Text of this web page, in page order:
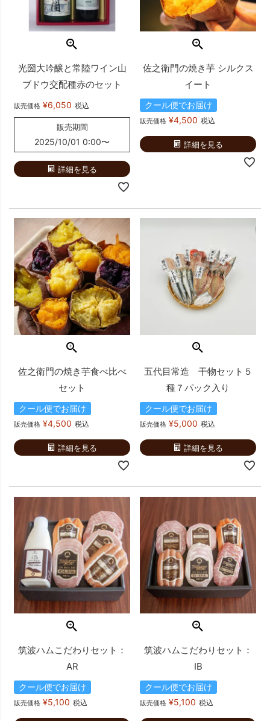
光圀大吟醸と常陸ワイン山
ブドウ交配種赤のセット
販売価格 ¥6,050 税込
販売期間
2025/10/01 0:00〜
詳細を見る
佐之衛門の焼き芋 シルクス
イート
クール便でお届け
販売価格 ¥4,500 税込
詳細を見る
佐之衛門の焼き芋食べ比べ
セット
クール便でお届け
販売価格 ¥4,500 税込
詳細を見る
五代目常造 干物セット５
種７パック入り
クール便でお届け
販売価格 ¥5,000 税込
詳細を見る
筑波ハムこだわりセット：
AR
クール便でお届け
販売価格 ¥5,100 税込
筑波ハムこだわりセット：
IB
クール便でお届け
販売価格 ¥5,100 税込